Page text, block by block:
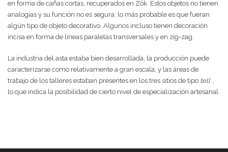
en forma de cañas cortas, recuperados en Zók. Estos objetos no tienen
analogías y su función no es segura; lo más probable es que fueran
algún tipo de objeto decorativo. Algunos incluso tienen decoración
incisa en forma de líneas paralelas transversales y en zig-zag.
La industria del asta estaba bien desarrollada, la producción puede
caracterizarse como relativamente a gran escala, y las áreas de
trabajo de los talleres estaban presentes en los tres sitios de tipo tell
lo que indica la posibilidad de cierto nivel de especialización artesanal.